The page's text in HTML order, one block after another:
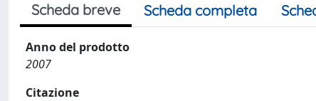
Scheda breve Scheda completa
Anno del prodotto
2007
Citazione